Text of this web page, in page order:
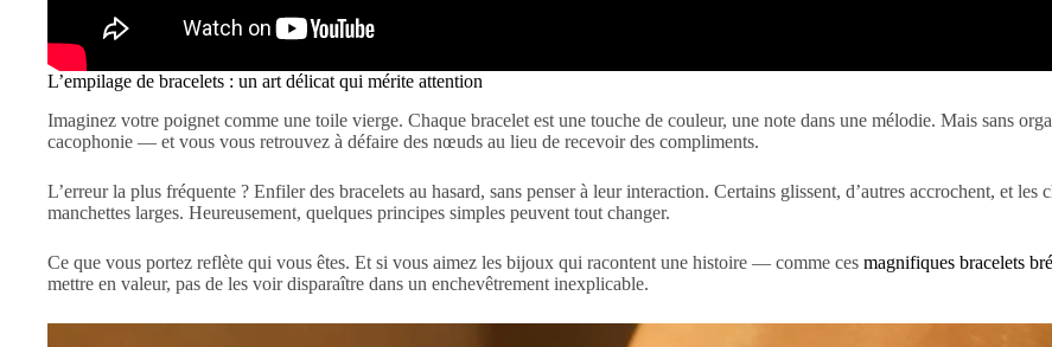
L’empilage de bracelets : un art délicat qui mérite attention
Imaginez votre poignet comme une toile vierge. Chaque bracelet est une touche de couleur, une note dans une mélodie. Mais sans
cacophonie — et vous vous retrouvez à défaire des nœuds au lieu de recevoir des compliments.
L’erreur la plus fréquente ? Enfiler des bracelets au hasard, sans penser à leur interaction. Certains glissent, d’autres accrochent, et les
manchettes larges. Heureusement, quelques principes simples peuvent tout changer.
Ce que vous portez reflète qui vous êtes. Et si vous aimez les bijoux qui racontent une histoire — comme ces magnifiques bracelets
mettre en valeur, pas de les voir disparaître dans un enchevêtrement inexplicable.